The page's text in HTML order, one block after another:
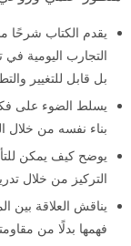
يقدم الكتاب شرحًا
التجارب اليومية
بل قابل للتغيير
يسلط الضوء على
بناء نفسه من خلال
يوضح كيف يمكن
التركيز من خلال
يناقش العلاقة
فهمها بدلًا من